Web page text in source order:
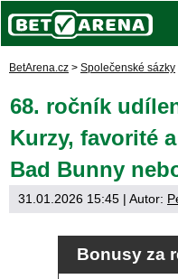
BetArena.cz > Společenské sázky
68. ročník
Kurzy, favorité
Bad Bunny
31.01.2026 15:45 | Autor:
Bonusy za